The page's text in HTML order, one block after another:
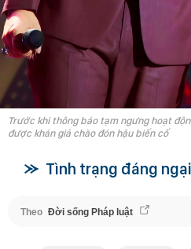
Trước khi thông báo tạm ngưng hoạt
được khán giả chào đón hậu biến cố
Tình trạng đáng
Theo Đời sống Pháp luật